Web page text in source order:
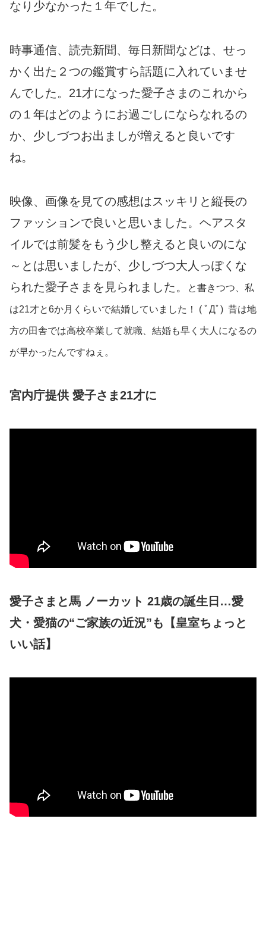
なり少なかった１年でした。
時事通信、読売新聞、毎日新聞などは、せっ
かく出た２つの鑑賞すら話題に入れていませ
んでした。21才になった愛子さまのこれから
の１年はどのようにお過ごしにならなれるの
か、少しづつお出ましが増えると良いです
ね。
映像、画像を見ての感想はスッキリと縦長の
ファッションで良いと思いました。ヘアスタ
イルでは前髪をもう少し整えると良いのにな
～とは思いましたが、少しづつ大人っぽくな
られた愛子さまを見られました。
と書きつつ、私
は21才と6か月くらいで結婚していました！ ( ﾟДﾟ) 昔は地
方の田舎では高校卒業して就職、結婚も早く大人になるの
が早かったんですねぇ。
宮内庁提供 愛子さま21才に
愛子さまと馬 ノーカット 21歳の誕生日…愛
犬・愛猫の“ご家族の近況”も【皇室ちょっと
いい話】